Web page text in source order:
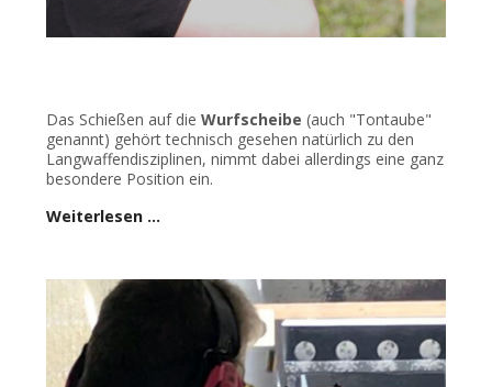
Das Schießen auf die Wurfscheibe (auch "Tontaube"
genannt) gehört technisch gesehen natürlich zu den
Langwaffendisziplinen, nimmt dabei allerdings eine ganz
besondere Position ein.
Weiterlesen …